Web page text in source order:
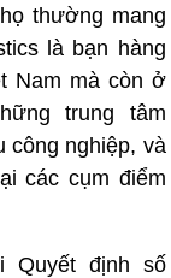
thường mang
là bạn hàng
Nam mà còn ở
trung tâm
công nghiệp, và
các cụm điểm
Quyết định số